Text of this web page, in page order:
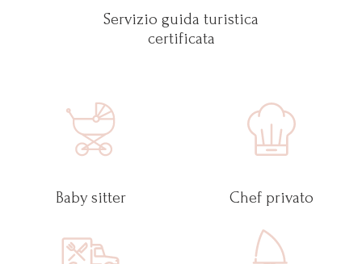
Servizio guida turistica
certificata
Baby sitter Chef privato